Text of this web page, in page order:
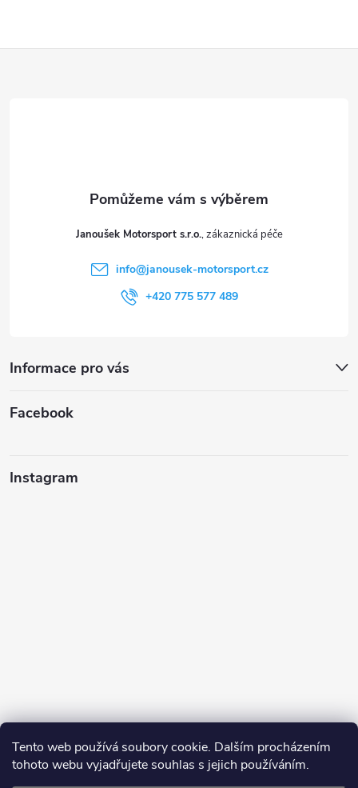
Tento web používá soubory cookie. Dalším procházením
tohoto webu vyjadřujete souhlas s jejich používáním.
Janoušek Motorsport s.r.o.
info@janousek-motorsport.cz
+420 775 577 489
Informace pro vás
Facebook
Instagram
Sledovat na Instagramu